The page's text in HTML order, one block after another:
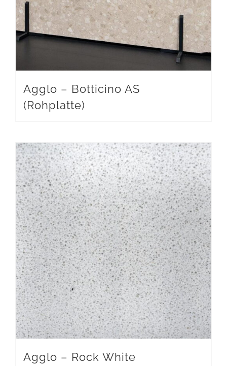
Agglo – Botticino AS
(Rohplatte)
Agglo – Rock White